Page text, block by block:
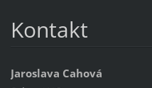
Kontakt
Jaroslava Cahová